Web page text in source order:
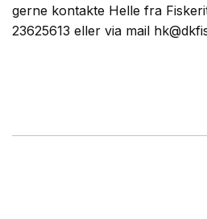
gerne kontakte Helle fra
23625613 eller via mail